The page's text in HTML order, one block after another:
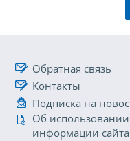
Обратная связь
Контакты
Подписка на
Об использовании
информации сайта